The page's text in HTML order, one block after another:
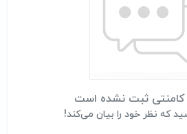
ثبت نشده است
که نظر خود را بیان می‌کند!